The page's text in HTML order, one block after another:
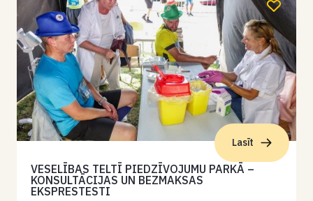
Lasīt
VESELĪBAS TELTĪ PIEDZĪVOJUMU PARKĀ –
KONSULTĀCIJAS UN BEZMAKSAS
EKSPRESTESTI